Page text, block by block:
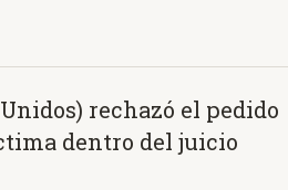
rechazó el pedido
dentro del juicio